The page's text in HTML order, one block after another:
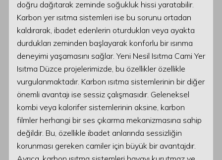
doğru dağıtarak zeminde soğukluk hissi yaratabilir.
Karbon yer ısıtma sistemleri ise bu sorunu ortadan
kaldırarak, ibadet edenlerin oturdukları veya ayakta
durdukları zeminden başlayarak konforlu bir ısınma
deneyimi yaşamasını sağlar. Yeni Nesil Isıtma Cami Yer
Isıtma Düzce projelerimizde, bu özellikler özellikle
vurgulanmaktadır. Karbon ısıtma sistemlerinin bir diğer
önemli avantajı ise sessiz çalışmasıdır. Geleneksel
kombi veya kalorifer sistemlerinin aksine, karbon
filmler herhangi bir ses çıkarma mekanizmasına sahip
değildir. Bu, özellikle ibadet anlarında sessizliğin
korunması gereken camiler için büyük bir avantajdır.